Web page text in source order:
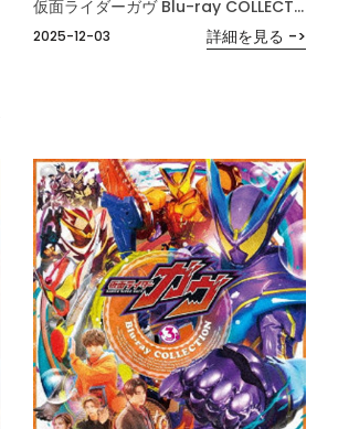
2025-12-03
仮面ライダーガヴ Blu-ray COLLECTION 3＜完＞ （ブルーレイディスク）
詳細を見る ->